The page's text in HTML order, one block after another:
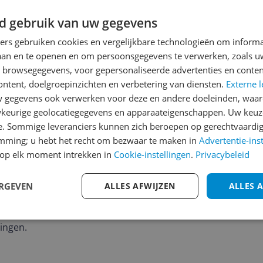
wit staat bekend
2022, heeft het zich al
bevestiging is speciaal
waarmee je ruimte
Omgewikkeld in een
De universele
met een breed scala
consumenten die op
Er zijn nog geen
Heb jij dit product in bezit
met het schrijven van je
een review gemiddeld
andere bezoekers een
€250,-! Klik hier voor de
Cijfer
Welk cijfer geef jij dit
3
2
1
gebruik van uw gegevens
gebruiken cookies en vergelijkbare technologieën om
en te openen en om persoonsgegevens te verwerken, zoals
voor gepersonaliseerde advertenties en
doelgroepinzichten en verbetering van diensten. Externe
gegevens ook verwerken voor deze en andere doeleinden,
geolocatiegegevens en apparaateigenschappen. Uw
Sommige leveranciers kunnen zich beroepen op
u hebt het recht om bezwaar te maken in Advertentie-
elk moment intrekken in Cookie-instellingen. Privacybeleid
ALLES
ALLES AFWIJZEN